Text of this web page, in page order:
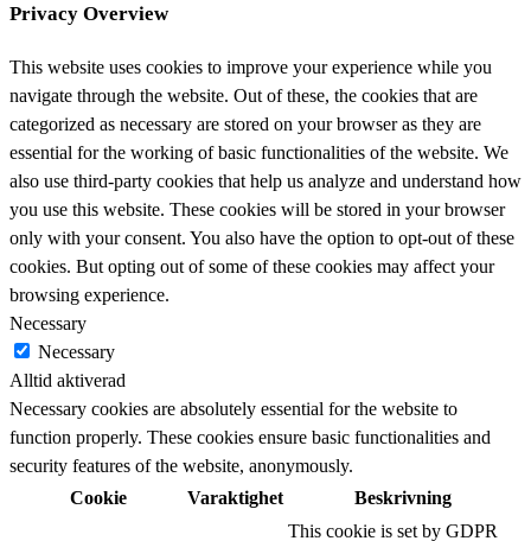
Privacy Overview
This website uses cookies to improve your experience while you
navigate through the website. Out of these, the cookies that are
categorized as necessary are stored on your browser as they are
essential for the working of basic functionalities of the website. We
also use third-party cookies that help us analyze and understand how
you use this website. These cookies will be stored in your browser
only with your consent. You also have the option to opt-out of these
cookies. But opting out of some of these cookies may affect your
browsing experience.
Necessary
Necessary
Alltid aktiverad
Necessary cookies are absolutely essential for the website to
function properly. These cookies ensure basic functionalities and
security features of the website, anonymously.
Cookie
Varaktighet Beskrivning
This cookie is set by GDPR